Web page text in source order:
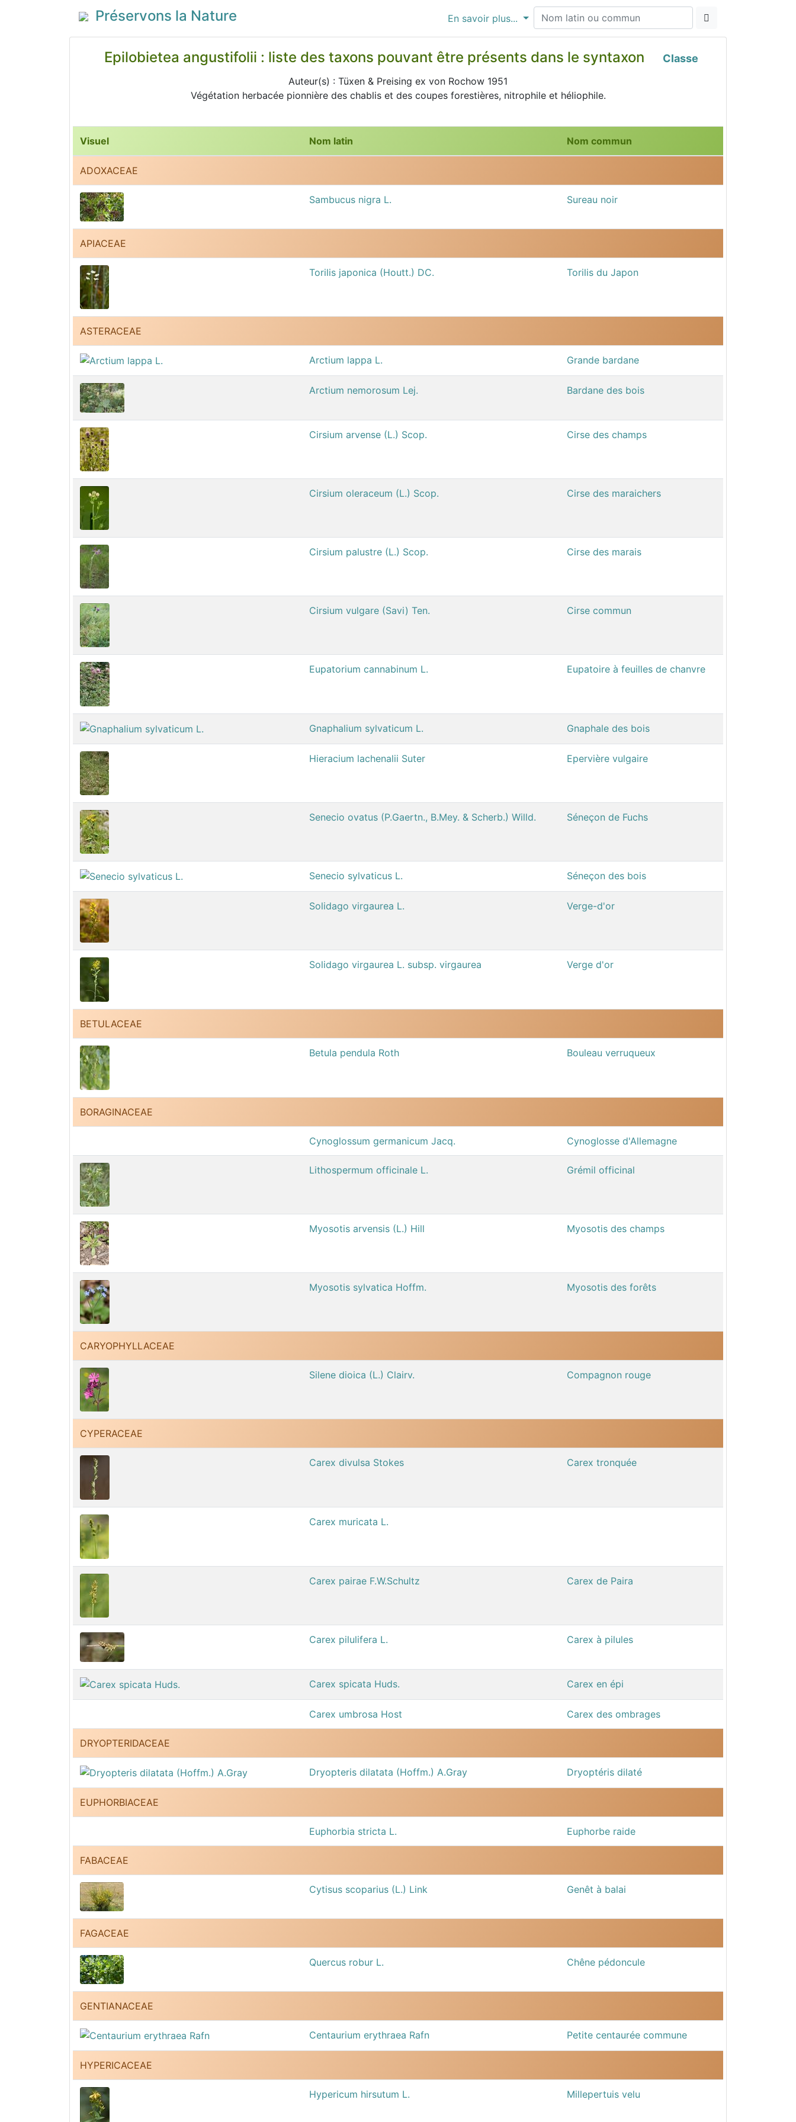
Préservons la Nature En savoir plus...
Epilobietea angustifolii : liste des taxons pouvant être présents dans le syntaxon Classe
Auteur(s) : Tüxen & Preising ex von Rochow 1951
Végétation herbacée pionnière des chablis et des coupes forestières, nitrophile et héliophile.
Visuel Nom latin Nom commun
ADOXACEAE
Sambucus nigra L. Sureau noir
APIACEAE
Torilis japonica (Houtt.) DC. Torilis du Japon
ASTERACEAE
Arctium lappa L. Grande bardane
Arctium nemorosum Lej. Bardane des bois
Cirsium arvense (L.) Scop. Cirse des champs
Cirsium oleraceum (L.) Scop. Cirse des maraichers
Cirsium palustre (L.) Scop. Cirse des marais
Cirsium vulgare (Savi) Ten. Cirse commun
Eupatorium cannabinum L. Eupatoire à feuilles de chanvre
Gnaphalium sylvaticum L. Gnaphale des bois
Hieracium lachenalii Suter Epervière vulgaire
Senecio ovatus (P.Gaertn., B.Mey. & Scherb.) Willd. Séneçon de Fuchs
Senecio sylvaticus L. Séneçon des bois
Solidago virgaurea L. Verge-d'or
Solidago virgaurea L. subsp. virgaurea Verge d'or
BETULACEAE
Betula pendula Roth Bouleau verruqueux
BORAGINACEAE
Cynoglossum germanicum Jacq. Cynoglosse d'Allemagne
Lithospermum officinale L. Grémil officinal
Myosotis arvensis (L.) Hill Myosotis des champs
Myosotis sylvatica Hoffm. Myosotis des forêts
CARYOPHYLLACEAE
Silene dioica (L.) Clairv. Compagnon rouge
CYPERACEAE
Carex divulsa Stokes Carex tronquée
Carex muricata L.
Carex pairae F.W.Schultz Carex de Paira
Carex pilulifera L. Carex à pilules
Carex spicata Huds. Carex en épi
Carex umbrosa Host Carex des ombrages
DRYOPTERIDACEAE
Dryopteris dilatata (Hoffm.) A.Gray Dryoptéris dilaté
EUPHORBIACEAE
Euphorbia stricta L. Euphorbe raide
FABACEAE
Cytisus scoparius (L.) Link Genêt à balai
FAGACEAE
Quercus robur L. Chêne pédoncule
GENTIANACEAE
Centaurium erythraea Rafn Petite centaurée commune
HYPERICACEAE
Hypericum hirsutum L. Millepertuis velu